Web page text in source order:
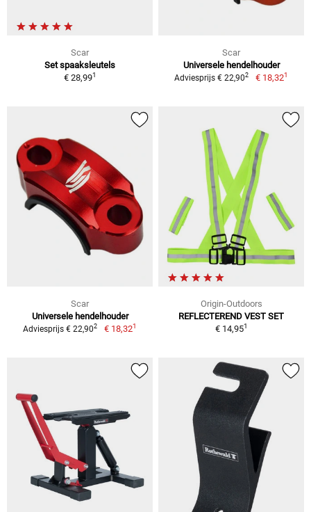
Scar
Set spaaksleutels
€ 28,991
Scar
Universele hendelhouder
Adviesprijs € 22,902 € 18,321
Scar
Universele hendelhouder
Adviesprijs € 22,902 € 18,321
Origin-Outdoors
REFLECTEREND VEST SET
€ 14,951